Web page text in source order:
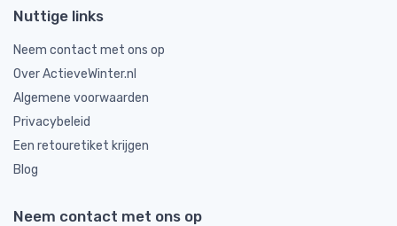
Nuttige links
Neem contact met ons op
Over ActieveWinter.nl
Algemene voorwaarden
Privacybeleid
Een retouretiket krijgen
Blog
Neem contact met ons op